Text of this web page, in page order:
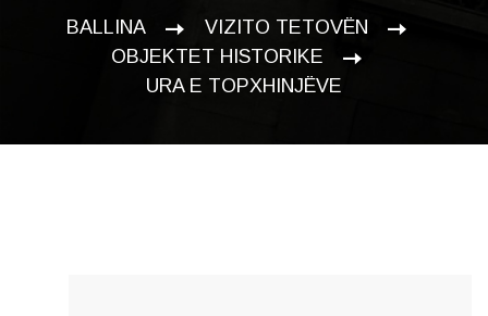
BALLINA
VIZITO TETOVËN
OBJEKTET HISTORIKE
URA E TOPXHINJËVE